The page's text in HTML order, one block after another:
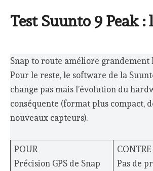
Test Suunto 9 Peak
Snap to route améliore grandement
Pour le reste, le software de la
change pas mais l’évolution du
conséquente (format plus compact,
nouveaux capteurs).
POUR
Précision GPS de Snap
CONTRE
Pas de